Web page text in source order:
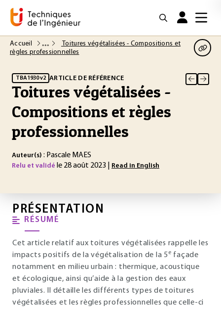
Accueil
Toitures végétalisées - Compositions et
règles professionnelles
TBA1930 v2 ARTICLE DE RÉFÉRENCE
Toitures végétalisées -
Compositions et règles
professionnelles
Auteur(s) : Pascale MAES
Relu et validé le 28 août 2023 | Read in English
PRÉSENTATION
RÉSUMÉ
Cet article relatif aux toitures végétalisées rappelle les
impacts positifs de la végétalisation de la 5 e façade
notamment en milieu urbain : thermique, acoustique
et écologique, ainsi qu’aide à la gestion des eaux
pluviales. Il détaille les différents types de toitures
végétalisées et les règles professionnelles que celle-ci